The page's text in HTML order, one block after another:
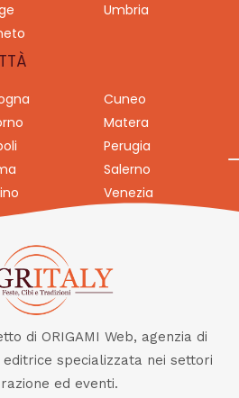
Umbria
Cuneo
Matera
Perugia
Salerno
Venezia
di ORIGAMI Web, agenzia di
editrice specializzata nei settori
ed eventi.